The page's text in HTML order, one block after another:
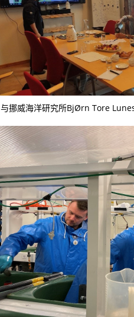
与挪威海洋研究所BjØrn Tore